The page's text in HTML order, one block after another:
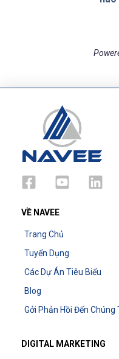
VỀ NAVEE
Trang Chủ
Tuyển Dụng
Các Dự Án Tiêu Biểu
Blog
Gởi Phản Hồi Đến Chúng
DIGITAL MARKETING